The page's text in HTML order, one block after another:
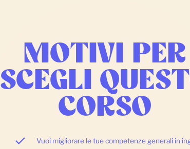
MOTIVI PER
SCEGLI
CORSO
Vuoi migliorare le tue competenze generali in